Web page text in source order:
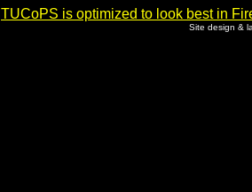
TUCoPS is optimized to look best in
Site design &